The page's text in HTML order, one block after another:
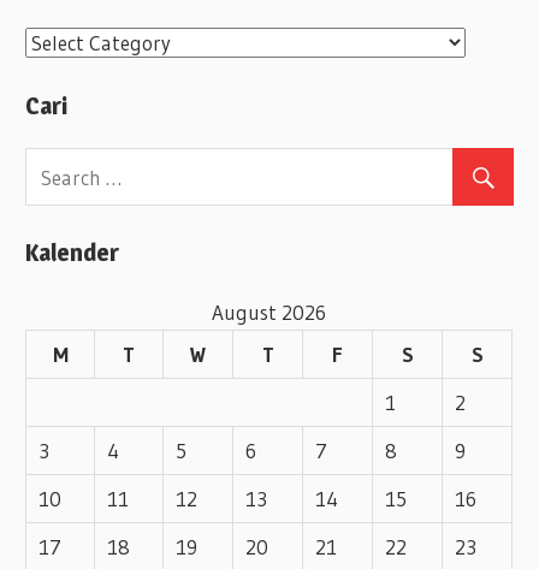
C
t
e
r
Cari
Kalender
August 2026
M
T W T F S S
1
2
3
4 5 6 7 8
9
10
11 12 13 14 15
16
17
18 19 20 21 22
23